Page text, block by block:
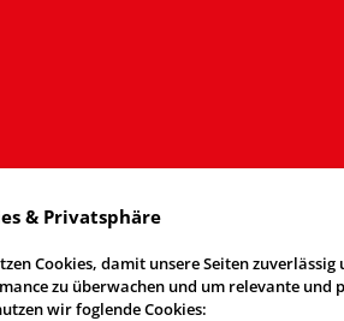
& Privatsphäre
Cookies, damit unsere Seiten
zu überwachen und um relevante und
wir foglende Cookies: